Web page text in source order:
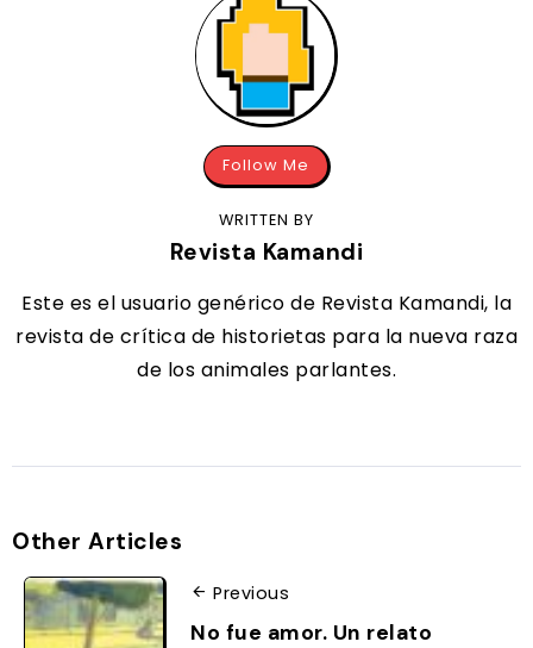
Follow Me
WRITTEN BY
Revista Kamandi
Este es el usuario genérico de Revista Kamandi, la
revista de crítica de historietas para la nueva raza
de los animales parlantes.
Other Articles
Previous
No fue amor. Un relato